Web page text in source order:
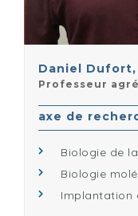
Daniel Dufort,
Professeur
axe de
Biologie de
Biologie
Implantation